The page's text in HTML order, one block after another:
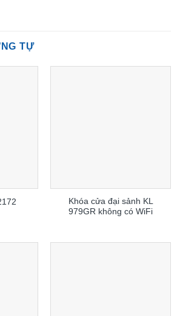
TỰ
Khóa cửa đại sảnh KL
979GR không có WiFi